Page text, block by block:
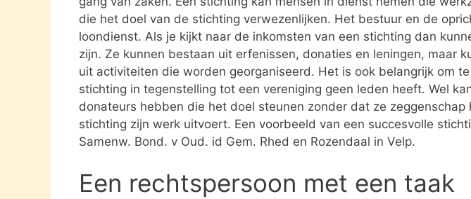
die het doel van de stichting verwezenlijken. Het bestuur en de
loondienst. Als je kijkt naar de inkomsten van een stichting dan
zijn. Ze kunnen bestaan uit erfenissen, donaties en leningen, maar
uit activiteiten die worden georganiseerd. Het is ook belangrijk om
stichting in tegenstelling tot een vereniging geen leden heeft. Wel
donateurs hebben die het doel steunen zonder dat ze zeggenschap
stichting zijn werk uitvoert. Een voorbeeld van een succesvolle
Samenw. Bond. v Oud. id Gem. Rhed en Rozendaal in Velp.
Een rechtspersoon met een taak